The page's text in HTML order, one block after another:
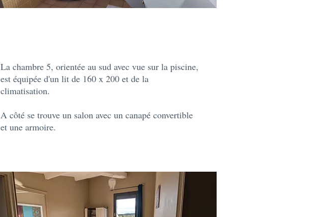
La chambre 5, orientée au sud avec vue sur la piscine,
est équipée d'un lit de 160 x 200 et de la
climatisation.
A côté se trouve un salon avec un canapé convertible
et une armoire.